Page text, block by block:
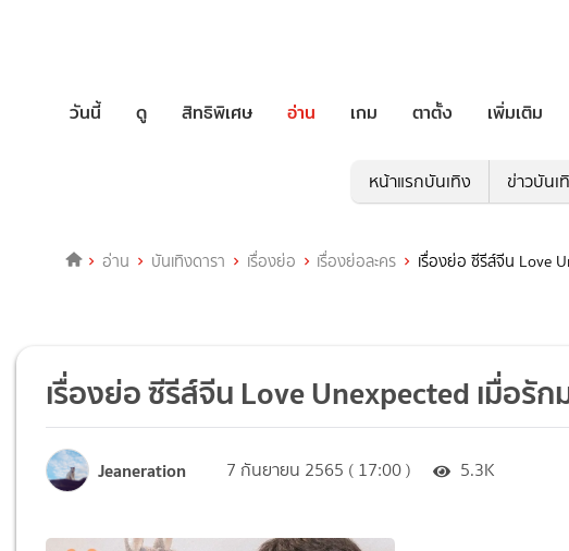
วันนี้ ดู สิทธิพิเศษ อ่าน เกม ตาตั้ง เพิ่มเติม
หน้าแรกบันเทิง ข่าวบันเ
อ่าน บันเทิงดารา เรื่องย่อ เรื่องย่อละคร เรื่องย่อ ซีรีส์จีน Love
เรื่องย่อ ซีรีส์จีน Love Unexpected เมื่อรั
Jeaneration 7 กันยายน 2565 ( 17:00 ) 5.3K